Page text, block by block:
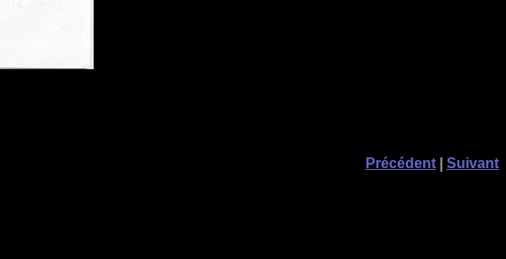
Précédent Suivant